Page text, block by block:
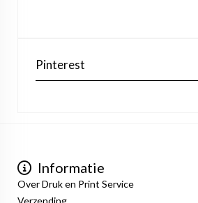
Pinterest
Informatie
Over Druk en Print Service